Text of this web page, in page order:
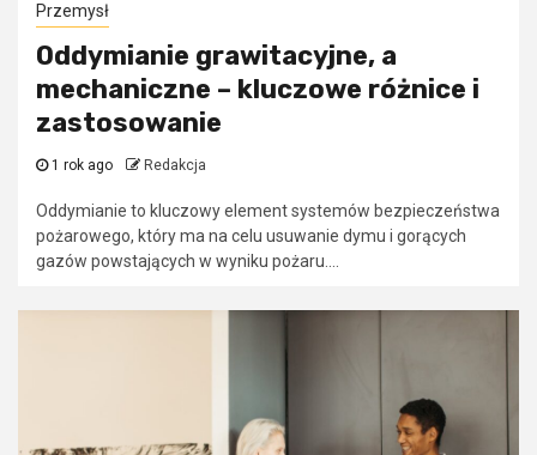
Przemysł
Oddymianie grawitacyjne, a
mechaniczne – kluczowe różnice i
zastosowanie
1 rok ago Redakcja
Oddymianie to kluczowy element systemów bezpieczeństwa
pożarowego, który ma na celu usuwanie dymu i gorących
gazów powstających w wyniku pożaru....